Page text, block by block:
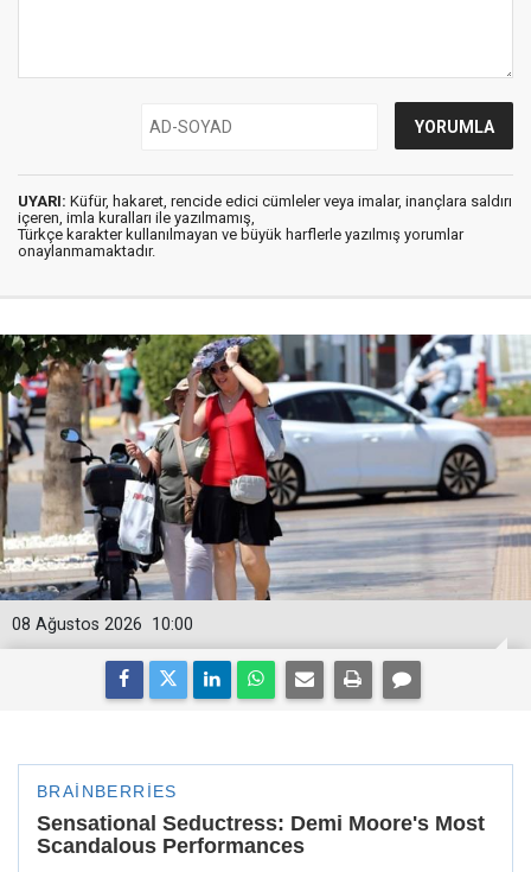
UYARI: Küfür, hakaret, rencide edici cümleler veya imalar, inançlara saldırı
içeren, imla kuralları ile yazılmamış,
Türkçe karakter kullanılmayan ve büyük harflerle yazılmış yorumlar
onaylanmamaktadır.
10:00
08 Ağustos 2026